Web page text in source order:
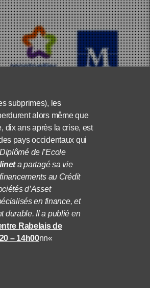
subprimes), les
alors même que
dix ans après la crise, est
pays occidentaux qui
Diplômé de l’Ecole
a partagé sa vie
au Crédit
d’Asset
en finance, et
durable. Il a publié en
Rabelais de
– 14h00nn«